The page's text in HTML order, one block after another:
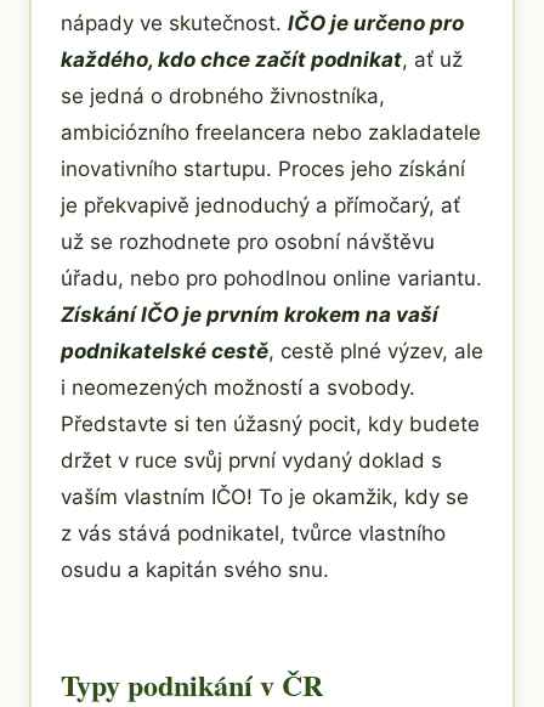
nápady ve skutečnost. IČO je určeno pro
každého, kdo chce začít podnikat, ať už
se jedná o drobného živnostníka,
ambiciózního freelancera nebo zakladatele
inovativního startupu. Proces jeho získání
je překvapivě jednoduchý a přímočarý, ať
už se rozhodnete pro osobní návštěvu
úřadu, nebo pro pohodlnou online variantu.
Získání IČO je prvním krokem na vaší
podnikatelské cestě, cestě plné výzev, ale
i neomezených možností a svobody.
Představte si ten úžasný pocit, kdy budete
držet v ruce svůj první vydaný doklad s
vaším vlastním IČO! To je okamžik, kdy se
z vás stává podnikatel, tvůrce vlastního
osudu a kapitán svého snu.
Typy podnikání v ČR